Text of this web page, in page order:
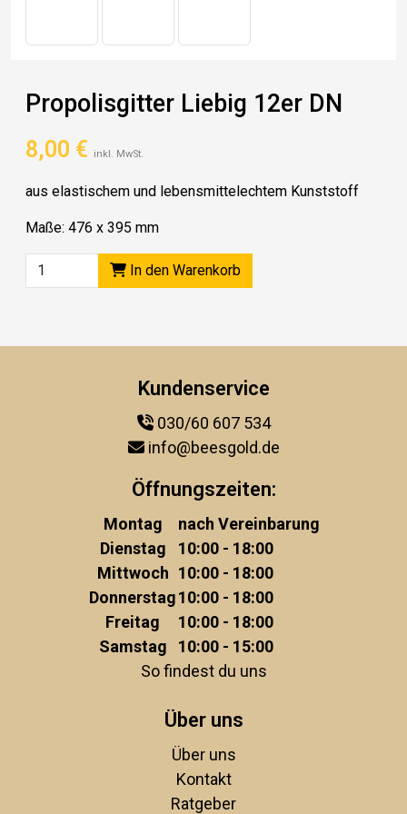
Propolisgitter Liebig 12er DN
8,00 € inkl. MwSt.
aus elastischem und lebensmittelechtem Kunststoff
Maße: 476 x 395 mm
In den Warenkorb
Kundenservice
030/60 607 534
info@beesgold.de
Öffnungszeiten:
Montag
nach Vereinbarung
Dienstag
10:00 - 18:00
Mittwoch 10:00 - 18:00
Donnerstag10:00 - 18:00
Freitag
10:00 - 18:00
Samstag
10:00 - 15:00
So findest du uns
Über uns
Über uns
Kontakt
Ratgeber